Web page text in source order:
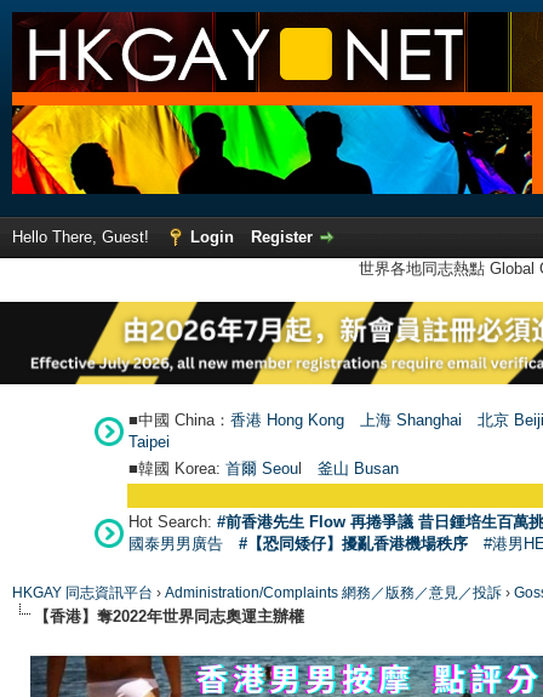
Hello There, Guest! Login
Register
世界各地同志熱點
■中國 China： 香港 Hong Kong 上海 Shanghai
北京
Taipei
■韓國 Korea: 首爾 Seoul 釜山 Busan
Hot Search: #前香港先生 Flow 再捲爭議 昔日鍾培生百萬
國泰男男廣告
#【恐同矮仔】擾亂香港機場秩序 #港男
HKGAY 同志資訊平台 › Administration/Complaints 網務／版務／意見／投訴 ›
【香港】奪2022年世界同志奧運主辦權